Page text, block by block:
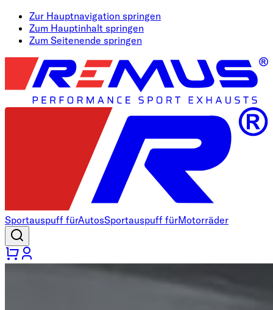
Zur Hauptnavigation springen
Zum Hauptinhalt springen
Zum Seitenende springen
Sportauspuff fürAutosSportauspuff fürMotorräder